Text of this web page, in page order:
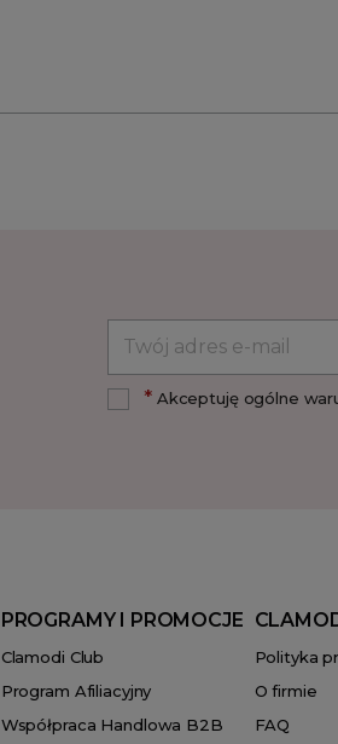
*Akceptuję ogólne
PROGRAMY I PROMOCJE
Clamodi Club
Program Afiliacyjny
Współpraca Handlowa B2B
Polityka
O firmie
FAQ